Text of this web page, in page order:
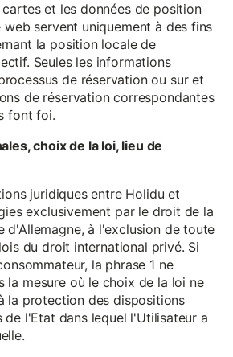
cartes et les données de position
servent uniquement à des fins
la position locale de
Seules les informations
de réservation ou sur et
de réservation correspondantes
font foi.
choix de la loi, lieu de
juridiques entre Holidu et
exclusivement par le droit de la
d'Allemagne, à l'exclusion de toute
du droit international privé. Si
la phrase 1 ne
la mesure où le choix de la loi ne
la protection des dispositions
de l'Etat dans lequel l'Utilisateur a